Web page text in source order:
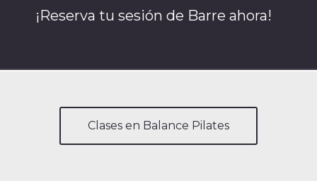
¡Reserva tu sesión de Barre ahora!
Clases en Balance Pilates